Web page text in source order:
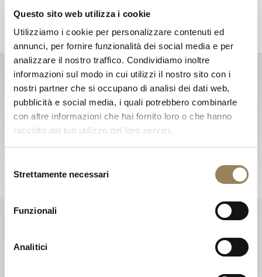
Questo sito web utilizza i cookie
Utilizziamo i cookie per personalizzare contenuti ed
annunci, per fornire funzionalità dei social media e per
analizzare il nostro traffico. Condividiamo inoltre
informazioni sul modo in cui utilizzi il nostro sito con i
nostri partner che si occupano di analisi dei dati web,
pubblicità e social media, i quali potrebbero combinarle
con altre informazioni che hai fornito loro o che hanno
raccolto dal tuo utilizzo dei loro servizi.
delStrettamente necessari
Funzionali
Analitici
03 04 05 06
Iscriviti alla newsletter
Le newsletter Breguet le faranno scoprire le notizie che
rendono viva la Maison durante tutto l’anno, e la terranno